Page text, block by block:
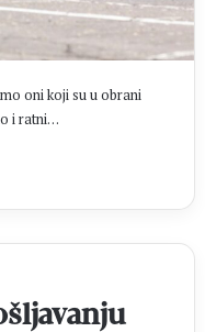
oni koji su u obrani
i ratni…